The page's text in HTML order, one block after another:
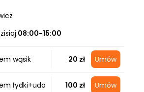
08:00-15:00
wąsik 20 zł Umów
łydki+uda 100 zł Umów